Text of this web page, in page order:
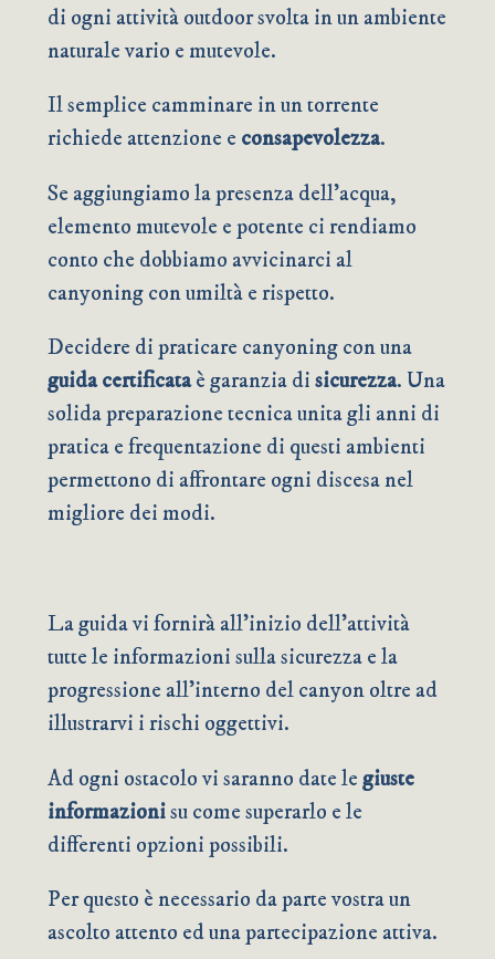
di ogni attività outdoor svolta in un ambiente
naturale vario e mutevole.
Il semplice camminare in un torrente
richiede attenzione e consapevolezza.
Se aggiungiamo la presenza dell’acqua,
elemento mutevole e potente ci rendiamo
conto che dobbiamo avvicinarci al
canyoning con umiltà e rispetto.
Decidere di praticare canyoning con una
guida certificataè garanzia di sicurezza. Una
solida preparazione tecnica unita gli anni di
pratica e frequentazione di questi ambienti
permettono di affrontare ogni discesa nel
migliore dei modi.
La guida vi fornirà all’inizio dell’attività
tutte le informazioni sulla sicurezza e la
progressione all’interno del canyon oltre ad
illustrarvi i rischi oggettivi.
Ad ogni ostacolo vi saranno date le giuste
informazionisu come superarlo e le
differenti opzioni possibili.
Per questo è necessario da parte vostra un
ascolto attento ed una partecipazione attiva.